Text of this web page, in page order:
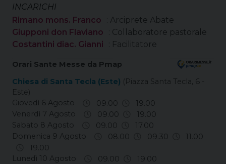
INCARICHI
Rimano mons. Franco
: Arciprete Abate
Giupponi don Flaviano
: Collaboratore pastorale
Costantini diac. Gianni
: Facilitatore
Orari Sante Messe da Pmap
Chiesa di Santa Tecla (Este) (Piazza Santa Tecla, 6 -
Este)
Giovedì 6 Agosto
09.00
19.00
Venerdì 7 Agosto
09.00
19.00
Sabato 8 Agosto
09.00
17.00
Domenica 9 Agosto
08.00 09.30
11.00
19.00
Lunedì 10 Agosto
09.00
19.00